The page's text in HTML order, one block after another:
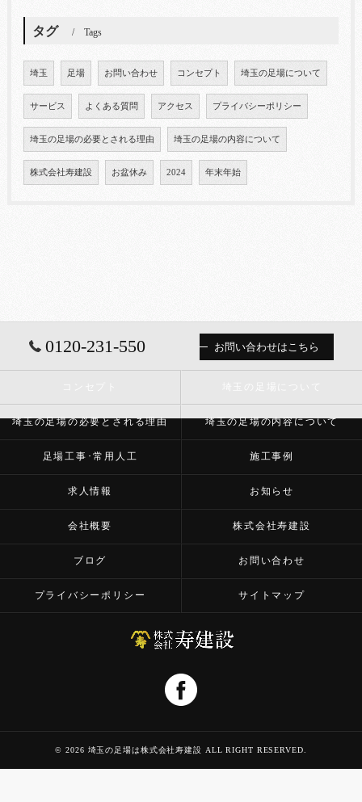
タグ Tags
埼玉 足場 お問い合わせ コンセプト 埼玉の足場について
サービス よくある質問 アクセス プライバシーポリシー
埼玉の足場の必要とされる理由 埼玉の足場の内容について
株式会社寿建設 お盆休み 2024 年末年始
0120-231-550 お問い合わせはこちら
埼玉の足場の必要とされる理由 埼玉の足場の内容について
足場工事･常用人工 施工事例
求人情報 お知らせ
会社概要 株式会社寿建設
ブログ お問い合わせ
プライバシーポリシー サイトマップ
© 2026 埼玉の足場は株式会社寿建設 ALL RIGHT RESERVED.